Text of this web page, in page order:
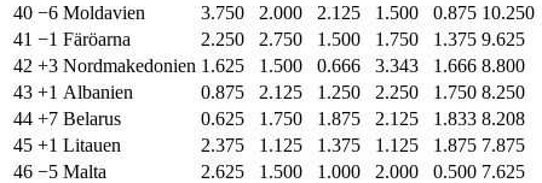
40 −6 Moldavien 3.750 2.000 2.125 1.500 0.875 10.250
41 −1 Färöarna 2.250 2.750 1.500 1.750 1.375 9.625
42 +3 Nordmakedonien 1.625 1.500 0.666 3.343 1.666 8.800
43 +1 Albanien 0.875 2.125 1.250 2.250 1.750 8.250
44 +7 Belarus 0.625 1.750 1.875 2.125 1.833 8.208
45 +1 Litauen 2.375 1.125 1.375 1.125 1.875 7.875
46 −5 Malta 2.625 1.500 1.000 2.000 0.500 7.625